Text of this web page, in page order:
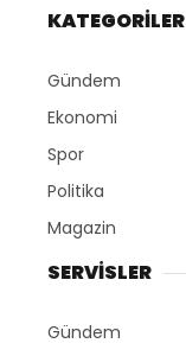
KATEGORİLER
Gündem
Ekonomi
Spor
Politika
Magazin
SERVİSLER
Gündem